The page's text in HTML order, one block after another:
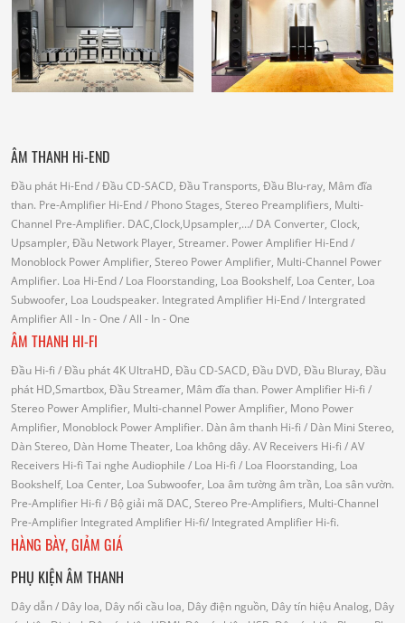
ÂM THANH Hi-END
Đầu phát Hi-End/ Đầu CD-SACD, Đầu Transports, Đầu Blu-ray, Mâm đĩa
than. Pre-Amplifier Hi-End/ Phono Stages, Stereo Preamplifiers, Multi-
Channel Pre-Amplifier. DAC,Clock,Upsampler,.../ DA Converter, Clock,
Upsampler, Đầu Network Player, Streamer. Power Amplifier Hi-End/
Monoblock Power Amplifier, Stereo Power Amplifier, Multi-Channel Power
Amplifier. Loa Hi-End/ Loa Floorstanding, Loa Bookshelf, Loa Center, Loa
Subwoofer, Loa Loudspeaker. Integrated Amplifier Hi-End/ Intergrated
AmplifierAll - In - One / All - In - One
ÂM THANH HI-FI
Đầu Hi-fi / Đầu phát 4K UltraHD, Đầu CD-SACD, Đầu DVD, Đầu Bluray, Đầu
phát HD,Smartbox, Đầu Streamer, Mâm đĩa than. Power Amplifier Hi-fi /
Stereo Power Amplifier, Multi-channel Power Amplifier, Mono Power
Amplifier, Monoblock Power Amplifier. Dàn âm thanh Hi-fi / Dàn Mini Stereo,
Dàn Stereo, Dàn Home Theater, Loa không dây. AV Receivers Hi-fi / AV
Receivers Hi-fi Tai nghe Audiophile / Loa Hi-fi / Loa Floorstanding, Loa
Bookshelf, Loa Center, Loa Subwoofer, Loa âm tường âm trần, Loa sân vườn.
Pre-Amplifier Hi-fi / Bộ giải mã DAC, Stereo Pre-Amplifiers, Multi-Channel
Pre-Amplifier Integrated Amplifier Hi-fi/ Integrated Amplifier Hi-fi.
HÀNG BÀY, GIẢM GIÁ
PHỤ KIỆN ÂM THANH
Dây dẫn/ Dây loa, Dây nối cầu loa, Dây điện nguồn, Dây tín hiệu Analog, Dây